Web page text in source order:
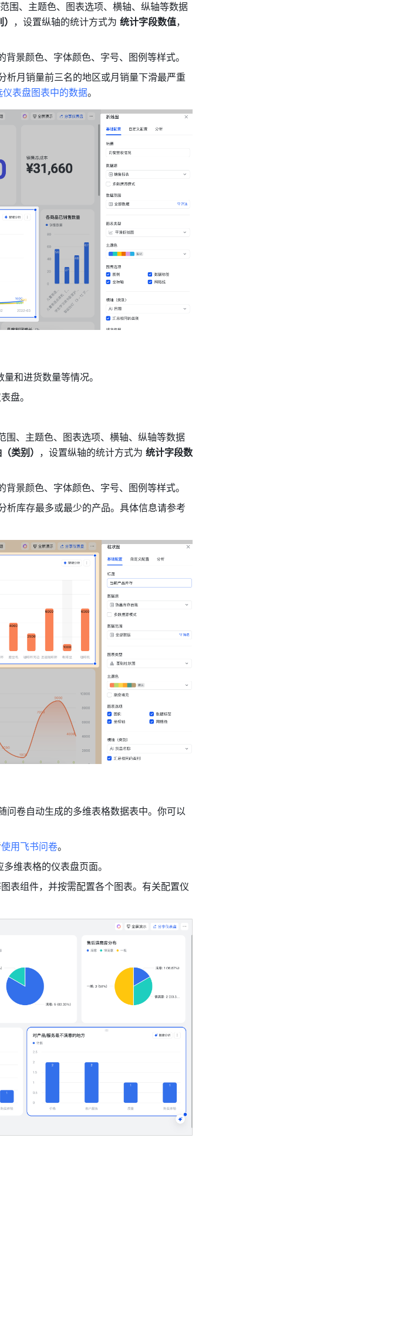
围、主题色、图表选项、横轴、纵轴等数据
，设置纵轴的统计方式为 统计字段数值，
景颜色、字体颜色、字号、图例等样式。
析月销量前三名的地区或月销量下滑最严重
表盘图表中的数据。
和进货数量等情况。
盘。
围、主题色、图表选项、横轴、纵轴等数据
类别） ，设置纵轴的统计方式为 统计字段数
景颜色、字体颜色、字号、图例等样式。
析库存最多或最少的产品。具体信息请参考
问卷自动生成的多维表格数据表中。你可以
使用飞书问卷。
多维表格的仪表盘页面。
表组件，并按需配置各个图表。有关配置仪